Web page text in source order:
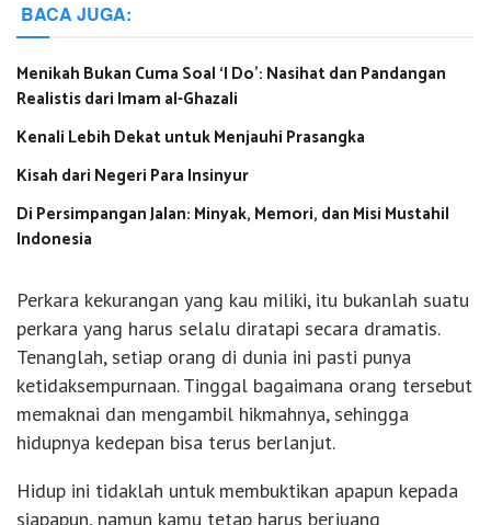
BACA JUGA:
Menikah Bukan Cuma Soal ‘I Do’: Nasihat dan Pandangan
Realistis dari Imam al-Ghazali
Kenali Lebih Dekat untuk Menjauhi Prasangka
Kisah dari Negeri Para Insinyur
Di Persimpangan Jalan: Minyak, Memori, dan Misi Mustahil
Indonesia
Perkara kekurangan yang kau miliki, itu bukanlah suatu
perkara yang harus selalu diratapi secara dramatis.
Tenanglah, setiap orang di dunia ini pasti punya
ketidaksempurnaan. Tinggal bagaimana orang tersebut
memaknai dan mengambil hikmahnya, sehingga
hidupnya kedepan bisa terus berlanjut.
Hidup ini tidaklah untuk membuktikan apapun kepada
siapapun, namun kamu tetap harus berjuang